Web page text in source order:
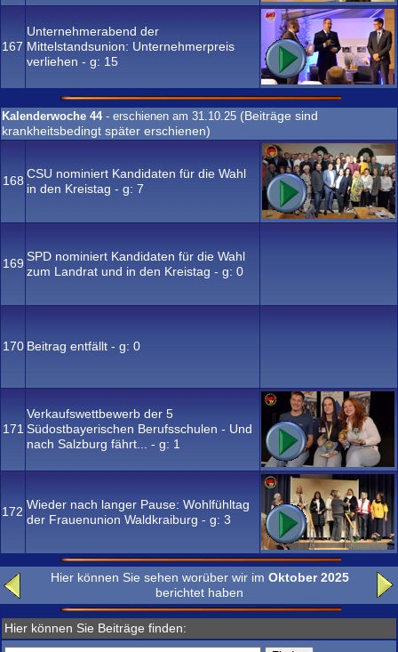
167
Unternehmerabend der
Mittelstandsunion: Unternehmerpreis
verliehen - g: 15
Kalenderwoche 44- erschienen am 31.10.25 (Beiträge sind
krankheitsbedingt später erschienen)
168 CSU nominiert Kandidaten für die Wahl
in den Kreistag - g: 7
169 SPD nominiert Kandidaten für die Wahl
zum Landrat und in den Kreistag - g: 0
170 Beitrag entfällt - g: 0
171
Verkaufswettbewerb der 5
Südostbayerischen Berufsschulen - Und
nach Salzburg fährt... - g: 1
172 Wieder nach langer Pause: Wohlfühltag
der Frauenunion Waldkraiburg - g: 3
Hier können Sie sehen worüber wir im Oktober 2025
berichtet haben
Hier können Sie Beiträge finden: